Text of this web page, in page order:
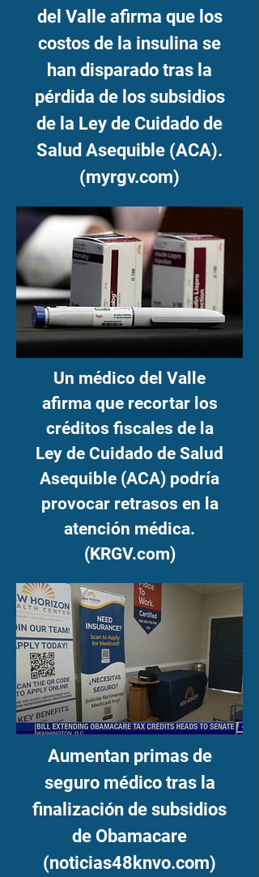
del Valle afirma que los
costos de la insulina se
han disparado tras la
pérdida de los subsidios
de la Ley de Cuidado de
Salud Asequible (ACA).
(myrgv.com)
Un médico del Valle
afirma que recortar los
créditos fiscales de la
Ley de Cuidado de Salud
Asequible (ACA) podría
provocar retrasos en la
atención médica.
(KRGV.com)
Aumentan primas de
seguro médico tras la
finalización de subsidios
de Obamacare
(noticias48knvo.com)